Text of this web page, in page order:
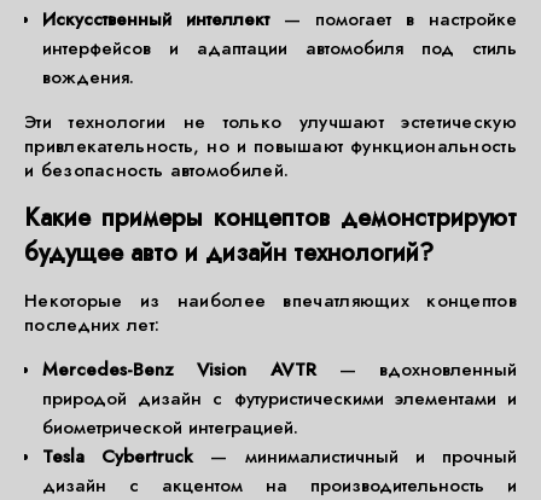
Искусственный интеллект— помогает в настройке
интерфейсов и адаптации автомобиля под стиль
вождения.
Эти технологии не только улучшают эстетическую
привлекательность, но и повышают функциональность
и безопасность автомобилей.
Какие примеры концептов демонстрируют
будущее авто и дизайн технологий?
Некоторые из наиболее впечатляющих концептов
последних лет:
Mercedes-Benz Vision AVTR— вдохновленный
природой дизайн с футуристическими элементами и
биометрической интеграцией.
Tesla Cybertruck— минималистичный и прочный
дизайн с акцентом на производительность и